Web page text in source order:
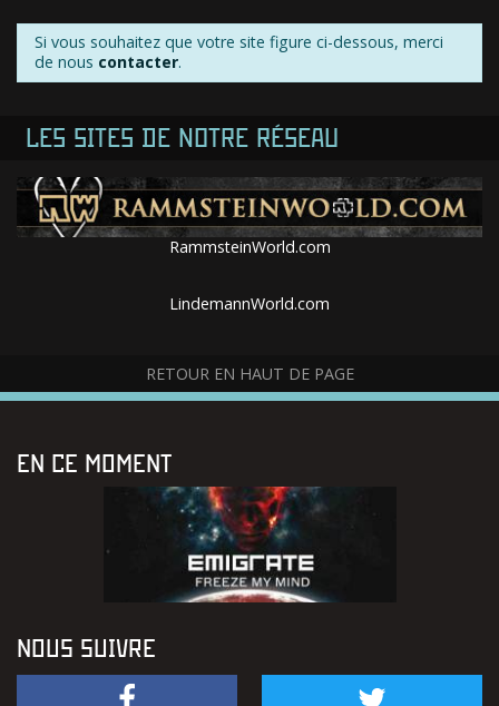
Si vous souhaitez que votre site figure ci-dessous, merci
de nous contacter.
LES SITES DE NOTRE RÉSEAU
RammsteinWorld.com
LindemannWorld.com
RETOUR EN HAUT DE PAGE
EN CE MOMENT
NOUS SUIVRE